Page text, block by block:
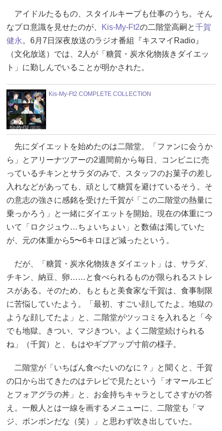
アイドルたるもの、スタイルキープも仕事のうち。そん
なプロ意識を見せたのが、
Kis-My-Ft2の二階堂高嗣と千賀
健永 。6月7日深夜放送のラジオ番組『キスマイRadio』
（文化放送）では、2人が「糖質・炭水化物抜きダイエッ
ト」に勤しんでいることが明かされた。
Kis-My-Ft2 COMPLETE COLLECTION
先にダイエットを始めたのは二階堂。「ファンに会うか
ら」とアリーナツアーの2週間前から毎日、コンビニに売
っているチキンとサラダのみで、スタッフのお菓子の差し
入れなどがあっても、頑として糖質を避けているそう。そ
の意志の強さに感銘を受けた千賀が「この二階堂の熱量に
乗っかろう」と一緒にダイエットを開始。現在の体重につ
いて「ロクジュウ…ちょいちょい」と数値は濁していた
が、元の体重から5〜6キロほど減ったという。
だが、「糖質・炭水化物抜きダイエット」は、サラダ、
チキン、納豆、卵……と食べられるものが限られるストレ
スがある。そのため、もともと美食家な千賀は、食事制限
に苦悩していたよう。「最初、すごい顔してたよ。地獄の
ような顔してたよ」と、二階堂がツッコミを入れると「今
でも地獄。きつい、マジきつい。よく二階堂続けられる
ね」（千賀）と、もはやギブアップ寸前の様子。
二階堂が「いちばん食べたいのなに？」と聞くと、千賀
の口から出てきたのはテレビで見たという「オマールエビ
とフォアグラの丼」と、お金持ちキャラとしてさすがの答
え。一般人とは一線を画するメニューに、二階堂も「マ
ジ、ボンボンだな（笑）」と思わず吹き出していた。